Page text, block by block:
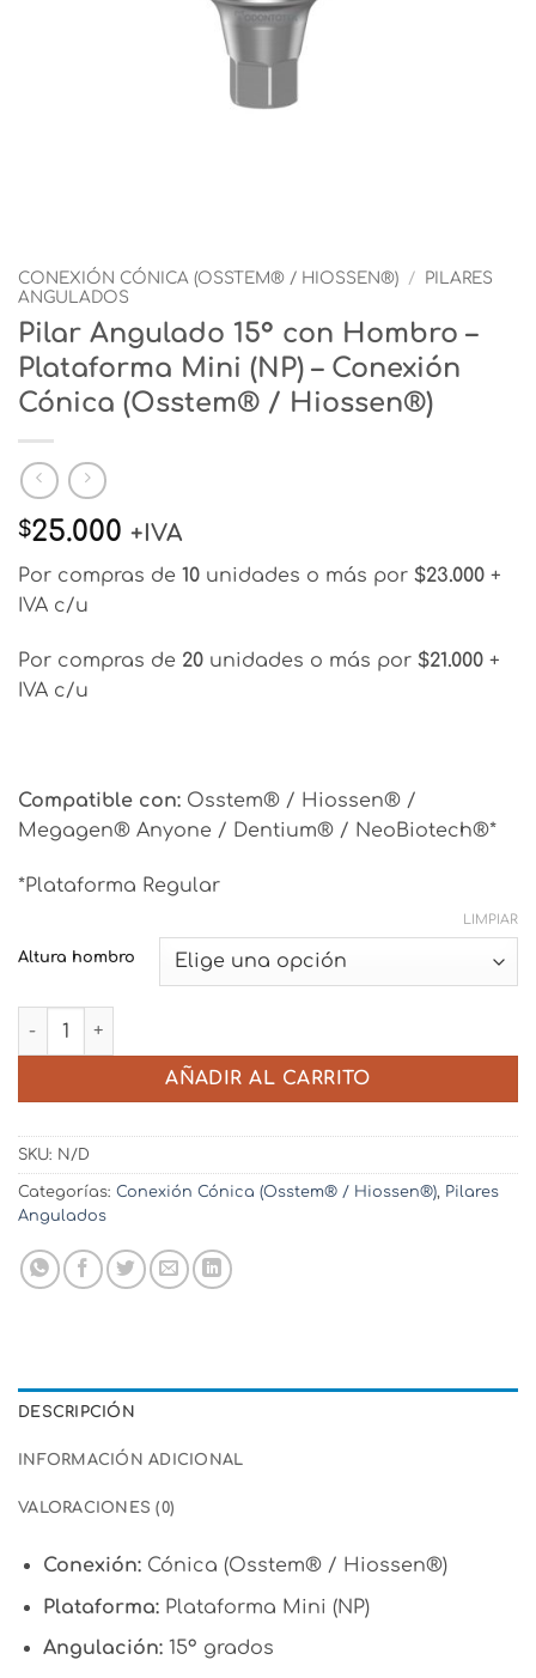
CONEXIÓN CÓNICA (OSSTEM® / HIOSSEN®) /
PILARES
ANGULADOS
Pilar Angulado 15° con Hombro –
Plataforma Mini (NP) – Conexión
Cónica (Osstem® / Hiossen®)
$25.000 +IVA
Por compras de 10 unidades o más por $23.000 +
IVA c/u
Por compras de 20 unidades o más por $21.000 +
IVA c/u
Compatible con: Osstem® / Hiossen® /
Megagen® Anyone / Dentium® / NeoBiotech®*
*Plataforma Regular
Altura hombro
LIMPIAR
Pilar Angulado 15° con Hombro - Plataforma Mini (NP)
AÑADIR AL CARRITO
SKU: N/D
Categorías: Conexión Cónica (Osstem® / Hiossen®), Pilares
Angulados
DESCRIPCIÓN
INFORMACIÓN ADICIONAL
VALORACIONES (0)
Conexión:Cónica (Osstem® / Hiossen®)
Plataforma:Plataforma Mini (NP)
Angulación:15° grados